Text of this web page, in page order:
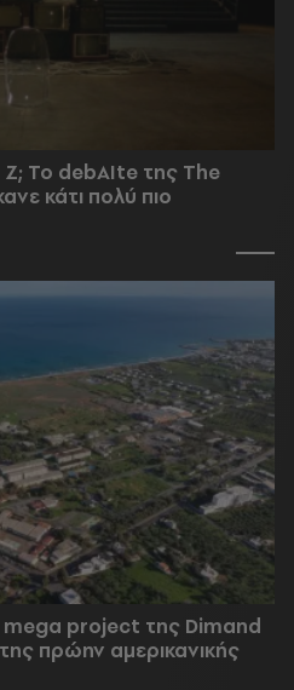
Z; Το debAIte της The
κάτι πολύ πιο
mega project της Dimand
πρώην αμερικανικής